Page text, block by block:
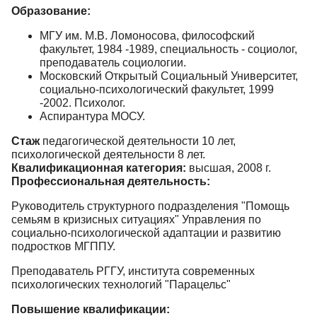
Образование:
МГУ им. М.В. Ломоносова, философский
факультет, 1984 -1989, cпециальность - социолог,
преподаватель социологии.
Московский Открытый Социальный Университет,
социально-психологический факультет, 1999
-2002. Психолог.
Аспирантура МОСУ.
Стажпедагогической деятельности 10 лет,
психологической деятельности 8 лет.
Квалификационная категория: высшая, 2008 г.
Профессиональная деятельность:
Руководитель структурного подразделения "Помощь
семьям в кризисных ситуациях" Управления по
социально-психологической адаптации и развитию
подростков МГППУ.
Преподаватель РГГУ, института современных
психологических технологий "Парацельс"
Повышение квалификации: